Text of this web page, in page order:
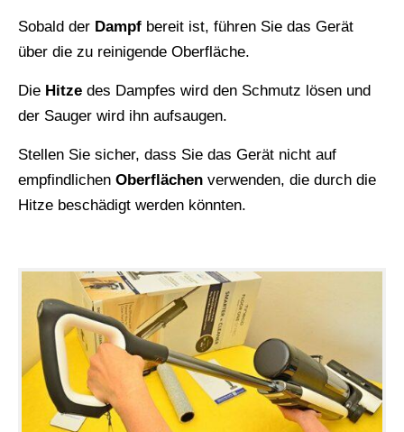
Sobald der Dampf bereit ist, führen Sie das Gerät
über die zu reinigende Oberfläche.
Die Hitze des Dampfes wird den Schmutz lösen und
der Sauger wird ihn aufsaugen.
Stellen Sie sicher, dass Sie das Gerät nicht auf
empfindlichen Oberflächen verwenden, die durch die
Hitze beschädigt werden könnten.